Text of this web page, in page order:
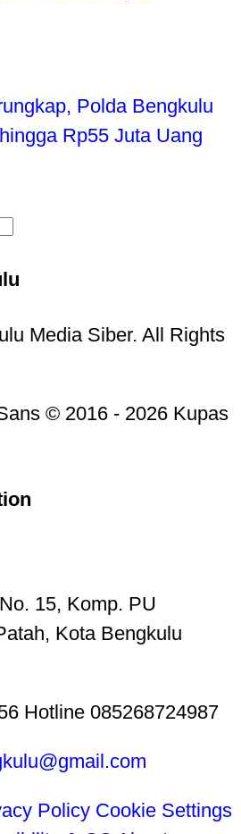
Polda Bengkulu
Rp55 Juta Uang
Media Siber. All Rights
© 2016 - 2026 Kupas
15, Komp. PU
Kota Bengkulu
Hotline 085268724987
Policy Cookie Settings